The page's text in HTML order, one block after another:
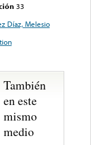
33
Díaz, Melesio
También
en este
mismo
medio